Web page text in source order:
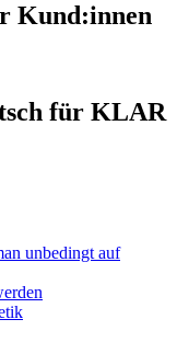
Kund:innen
für KLAR
unbedingt auf